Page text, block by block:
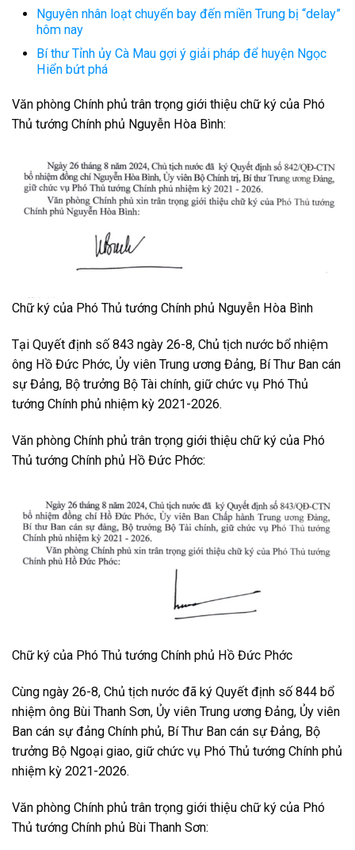
Nguyên nhân loạt chuyến bay đến miền Trung bị “delay”
hôm nay
Bí thư Tỉnh ủy Cà Mau gợi ý giải pháp để huyện Ngọc
Hiển bứt phá
Văn phòng Chính phủ trân trọng giới thiệu chữ ký của Phó
Thủ tướng Chính phủ Nguyễn Hòa Bình:
Chữ ký của Phó Thủ tướng Chính phủ Nguyễn Hòa Bình
Tại Quyết định số 843 ngày 26-8, Chủ tịch nước bổ nhiệm
ông Hồ Đức Phớc, Ủy viên Trung ương Đảng, Bí Thư Ban cán
sự Đảng, Bộ trưởng Bộ Tài chính, giữ chức vụ Phó Thủ
tướng Chính phủ nhiệm kỳ 2021-2026.
Văn phòng Chính phủ trân trọng giới thiệu chữ ký của Phó
Thủ tướng Chính phủ Hồ Đức Phớc:
Chữ ký của Phó Thủ tướng Chính phủ Hồ Đức Phớc
Cùng ngày 26-8, Chủ tịch nước đã ký Quyết định số 844 bổ
nhiệm ông Bùi Thanh Sơn, Ủy viên Trung ương Đảng, Ủy viên
Ban cán sự đảng Chính phủ, Bí Thư Ban cán sự Đảng, Bộ
trưởng Bộ Ngoại giao, giữ chức vụ Phó Thủ tướng Chính phủ
nhiệm kỳ 2021-2026.
Văn phòng Chính phủ trân trọng giới thiệu chữ ký của Phó
Thủ tướng Chính phủ Bùi Thanh Sơn: